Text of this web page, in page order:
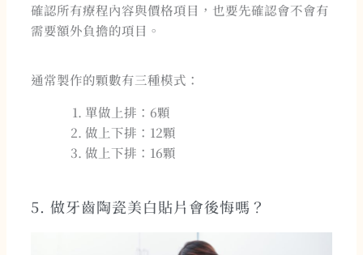
確認所有療程內容與價格項目，也要先確認會不會有
需要額外負擔的項目。
通常製作的顆數有三種模式：
單做上排：6顆
做上下排：12顆
做上下排：16顆
5. 做牙齒陶瓷美白貼片會後悔嗎？